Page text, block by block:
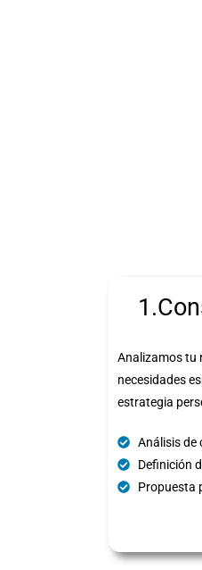
Analizamos tu
necesidades
estrategia
Análisis de
Definición
Propuesta